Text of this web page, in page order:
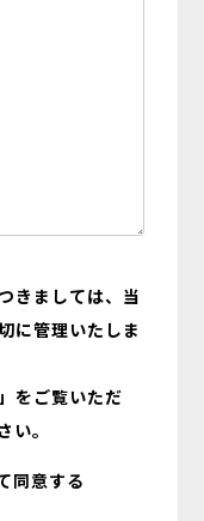
きましては、当
に管理いたしま
」をご覧いただ
。
同意する